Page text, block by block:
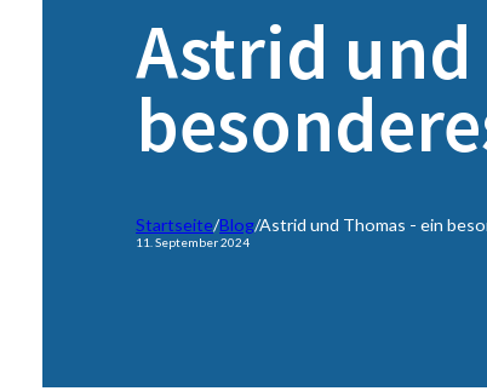
Astrid und
Startseite/Blog/Astrid und Thomas - ein
11. September 2024